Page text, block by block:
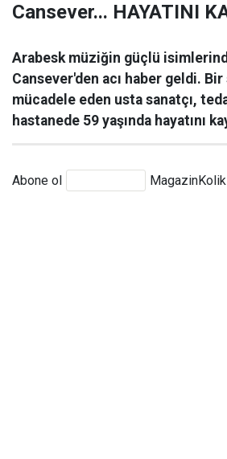
Cansever... HAYATINI
Arabesk müziğin güçlü
Cansever'den acı haber geldi.
mücadele eden usta sanatçı,
hastanede 59 yaşında hayatını
Abone ol MagazinKolik